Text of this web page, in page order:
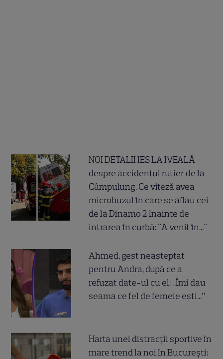
NOI DETALII IES LA IVEALĂ
despre accidentul rutier de la
Câmpulung. Ce viteză avea
microbuzul în care se aflau cei
de la Dinamo 2 înainte de
intrarea în curbă: "A venit în..."
Ahmed, gest neașteptat
pentru Andra, după ce a
refuzat date-ul cu el: „Îmi dau
seama ce fel de femeie ești...”
Harta unei distracții sportive în
mare trend la noi în București: